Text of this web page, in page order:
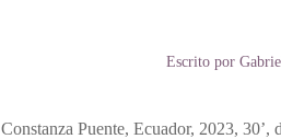
Escrito por
Constanza Puente, Ecuador, 2023,